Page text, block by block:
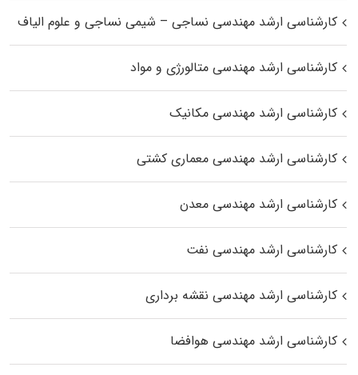
کارشناسی ارشد مهندسی نساجی – شیمی نساجی و علوم الیاف
کارشناسی ارشد مهندسی متالورژی و مواد
کارشناسی ارشد مهندسی مکانیک
کارشناسی ارشد مهندسی معماری کشتی
کارشناسی ارشد مهندسی معدن
کارشناسی ارشد مهندسی نفت
کارشناسی ارشد مهندسی نقشه برداری
کارشناسی ارشد مهندسی هوافضا